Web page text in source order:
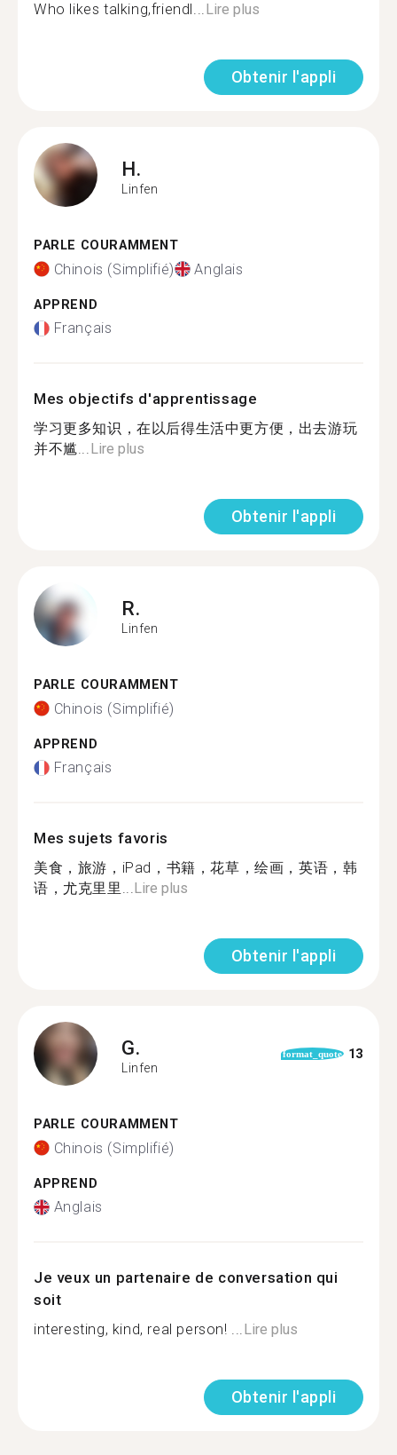
Who likes talking,friendl...Lire plus
Obtenir l'appli
H.
Linfen
PARLE COURAMMENT
Chinois (Simplifié) Anglais
APPREND
Français
Mes objectifs d'apprentissage
学习更多知识，在以后得生活中更方便，出去游玩
并不尴...Lire plus
Obtenir l'appli
R.
Linfen
PARLE COURAMMENT
Chinois (Simplifié)
APPREND
Français
Mes sujets favoris
美食，旅游，iPad，书籍，花草，绘画，英语，韩
语，尤克里里...Lire plus
Obtenir l'appli
G.
Linfen
format_quote 13
PARLE COURAMMENT
Chinois (Simplifié)
APPREND
Anglais
Je veux un partenaire de conversation qui
soit
interesting, kind, real person! ...Lire plus
Obtenir l'appli